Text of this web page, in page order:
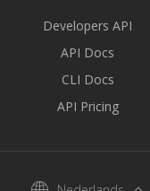
Developers API
API Docs
CLI Docs
API Pricing